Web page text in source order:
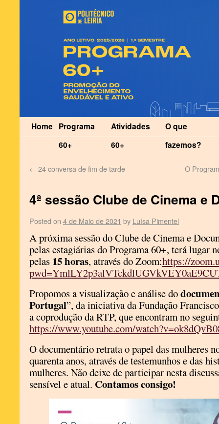
Home Programa
60+
Atividades
60+
O que
fazemos?
← 24 conversa de fim de tarde O
4ª sessão Clube de Cinema e
Posted on 4 de Maio de 2021 by Luísa Pimentel
A próxima sessão do Clube de Cinema e
pelas estagiárias do Programa 60+, terá lugar
pelas 15 horas, através do Zoom:https://
Propomos a visualização e análise do
Portugal”, da iniciativa da Fundação
a coprodução da RTP, que encontram no
https://www.youtube.com/
O documentário retrata o papel das mulheres
quarenta anos, através de testemunhos e das
mulheres. Não deixe de participar nesta
sensível e atual. Contamos consigo!